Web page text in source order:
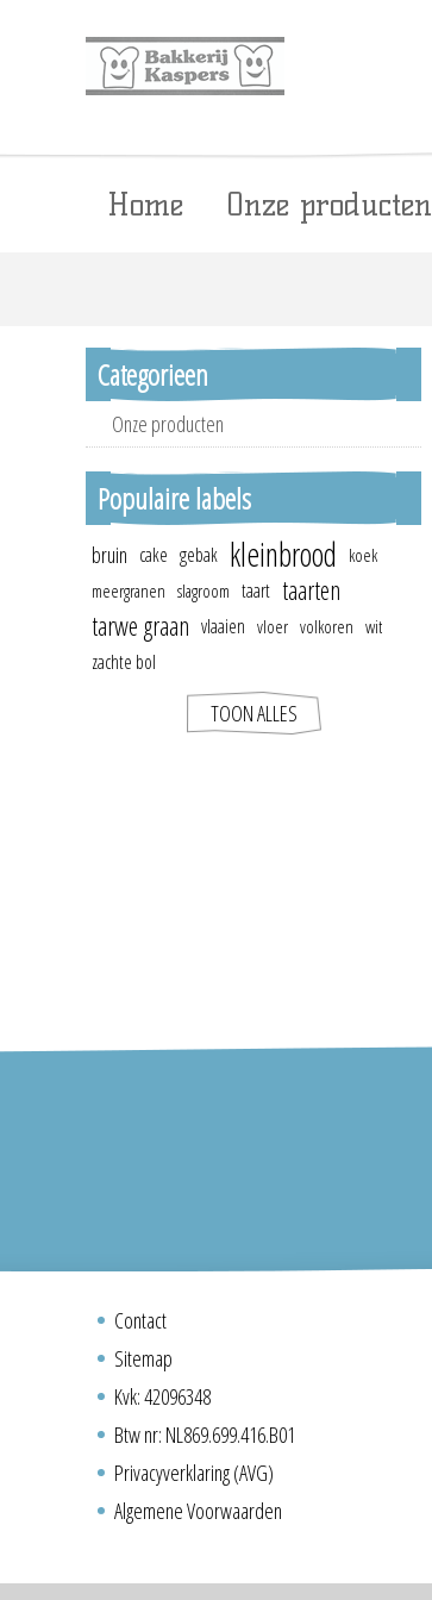
Home Onze producten
Categorieen
Onze producten
Populaire labels
bruin cake gebak kleinbrood
koek
meergranen slagroom taart taarten
tarwe graan vlaaien vloer volkoren wit
zachte bol
TOON ALLES
Contact
Sitemap
Kvk: 42096348
Btw nr: NL869.699.416.B01
Privacyverklaring (AVG)
Algemene Voorwaarden